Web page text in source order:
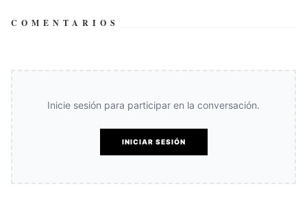
COMENTARIOS
Inicie sesión para participar en la conversación.
INICIAR SESIÓN